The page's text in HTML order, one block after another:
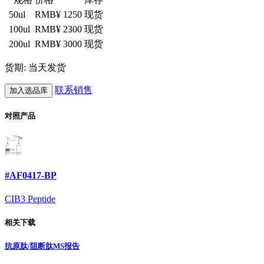
50ul
RMB¥ 1250 现货
100ul RMB¥ 2300 现货
200ul RMB¥ 3000 现货
货期: 当天发货
加入选品库 联系销售
对照产品
#AF0417-BP
CIB3 Peptide
相关下载
抗原肽/阻断肽MS报告